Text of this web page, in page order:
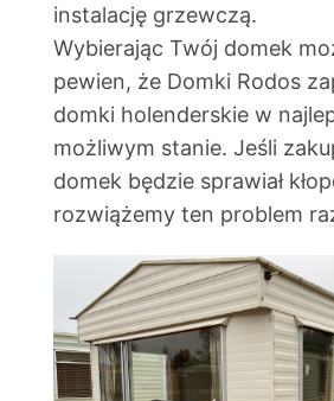
instalację grzewczą.
Wybierając Twój domek
pewien, że Domki Rodos
domki holenderskie w
możliwym stanie. Jeśli
domek będzie sprawiał
rozwiążemy ten problem